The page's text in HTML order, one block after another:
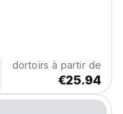
dortoirs à partir de
€25.94